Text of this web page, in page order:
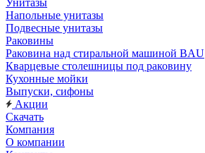
Унитазы
Напольные унитазы
Подвесные унитазы
Раковины
Раковина над стиральной машиной BAU
Кварцевые столешницы под раковину
Кухонные мойки
Выпуски, сифоны
Акции
Скачать
Компания
О компании